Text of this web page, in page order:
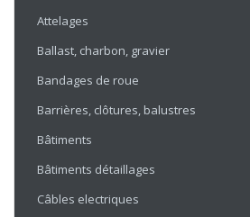
Attelages
Ballast, charbon, gravier
Bandages de roue
Barrières, clôtures, balustres
Bâtiments
Bâtiments détaillages
Câbles electriques